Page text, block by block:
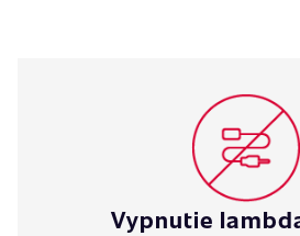
Vypnutie